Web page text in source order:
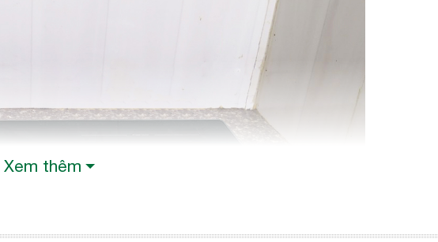
Xem thêm